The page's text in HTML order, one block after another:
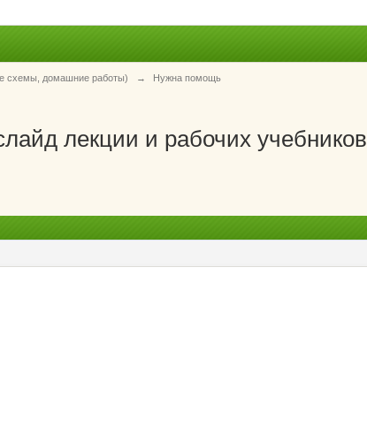
схемы, домашние работы) → Нужна помощь
лекции и рабочих учебников